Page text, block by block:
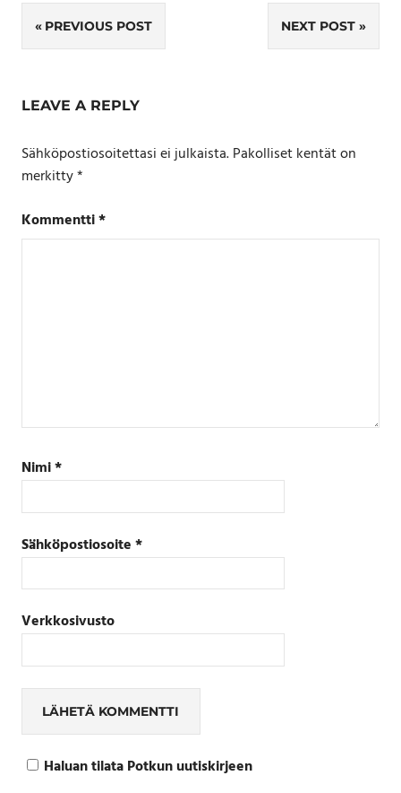
Artikkelien
selaus
PREVIOUS POST NEXT POST
LEAVE A REPLY
Sähköpostiosoitettasi ei julkaista.Pakolliset kentät on
merkitty*
Kommentti*
Nimi*
Sähköpostiosoite*
Verkkosivusto
Haluan tilata Potkun uutiskirjeen